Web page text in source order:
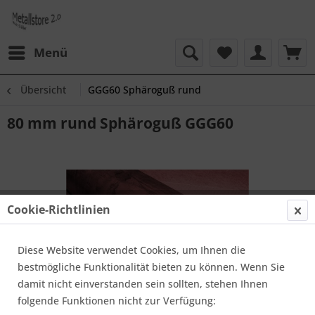
Menü
Übersicht GGG60 Sphäroguß rund
80 mm rund Sphäroguß GGG60
Cookie-Richtlinien
Diese Website verwendet Cookies, um Ihnen die
bestmögliche Funktionalität bieten zu können. Wenn Sie
damit nicht einverstanden sein sollten, stehen Ihnen
folgende Funktionen nicht zur Verfügung: